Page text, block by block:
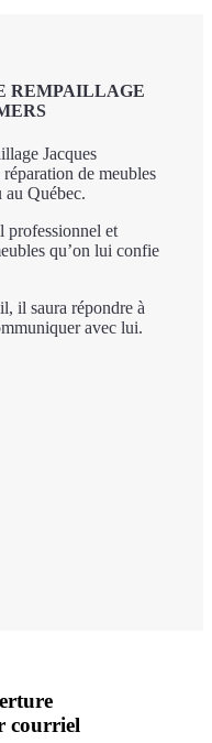
REMPAILLAGE
Jacques
de meubles
au Québec.
professionnel et
qu’on lui confie
il saura répondre à
avec lui.
courriel